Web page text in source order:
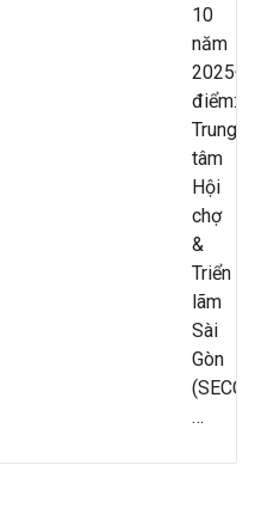
10
năm
điểm:
Trung
tâm
Hội
chợ
&
Triển
lãm
Sài
Gòn
(SECC),
…